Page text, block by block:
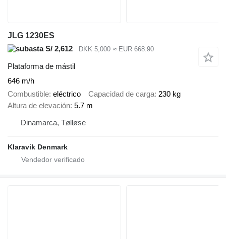
JLG 1230ES
S/ 2,612
DKK 5,000 ≈ EUR 668.90
Plataforma de mástil
646 m/h
Combustible eléctrico Capacidad de carga 230 kg
Altura de elevación 5.7 m
Dinamarca, Tølløse
Klaravik Denmark